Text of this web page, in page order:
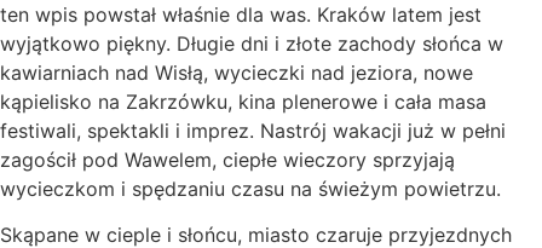
ten wpis powstał właśnie dla was. Kraków latem jest
wyjątkowo piękny. Długie dni i złote zachody słońca w
kawiarniach nad Wisłą, wycieczki nad jeziora, nowe
kąpielisko na Zakrzówku, kina plenerowe i cała masa
festiwali, spektakli i imprez. Nastrój wakacji już w pełni
zagościł pod Wawelem, ciepłe wieczory sprzyjają
wycieczkom i spędzaniu czasu na świeżym powietrzu.
Skąpane w cieple i słońcu, miasto czaruje przyjezdnych